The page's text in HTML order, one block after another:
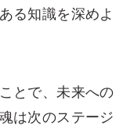
る知識を深めよ
とで、未来への
は次のステージ